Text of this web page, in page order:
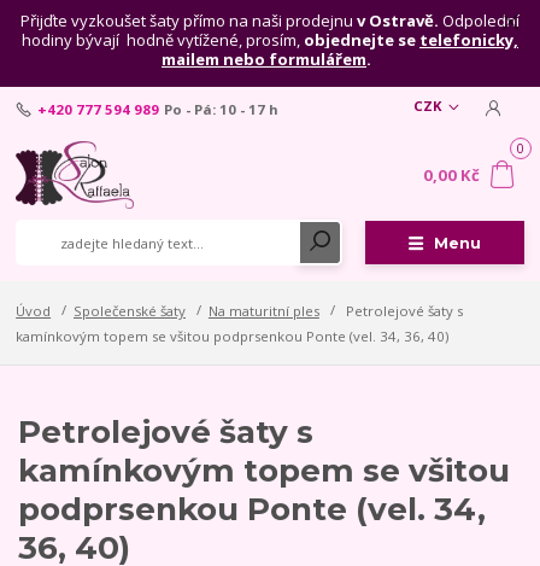
Přijďte vyzkoušet šaty přímo na naši prodejnu v Ostravě. Odpolední
hodiny bývají hodně vytížené, prosím, objednejte se telefonicky,
mailem nebo formulářem.
Menu
CZK
+420 777 594 989 Po - Pá: 10 - 17 h
0
0,00 Kč
Úvod Společenské šaty Na maturitní ples
Petrolejové šaty s
kamínkovým topem se všitou podprsenkou Ponte (vel. 34, 36, 40)
Petrolejové šaty s
kamínkovým topem se všitou
podprsenkou Ponte (vel. 34,
36, 40)